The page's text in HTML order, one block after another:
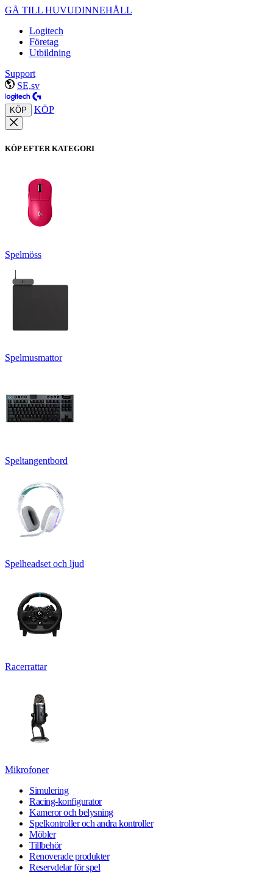
GÅ TILL HUVUDINNEHÅLL
Logitech
Företag
Utbildning
Support
SE,sv
KÖP KÖP
KÖP EFTER KATEGORI
Spelmöss
Spelmusmattor
Speltangentbord
Spelheadset och ljud
Racerrattar
Mikrofoner
Simulering
Racing-konfigurator
Kameror och belysning
Spelkontroller och andra kontroller
Möbler
Tillbehör
Renoverade produkter
Reservdelar för spel